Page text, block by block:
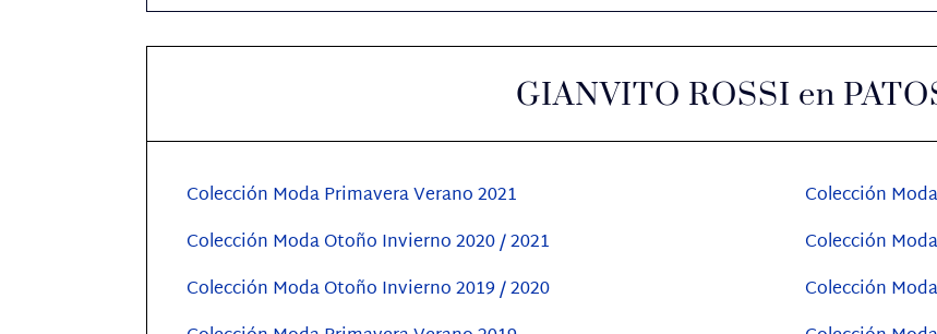
GIANVITO ROSSI en
Colección Moda Primavera Verano 2021
Colección Moda Otoño Invierno 2020 / 2021
Colección Moda Otoño Invierno 2019 / 2020
Colección
Colección
Colección